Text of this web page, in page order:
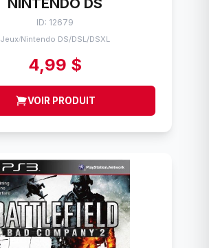
NINTENDO DS
ID: 12679
Jeux/Nintendo DS/DSL/DSXL
4,99 $
VOIR PRODUIT